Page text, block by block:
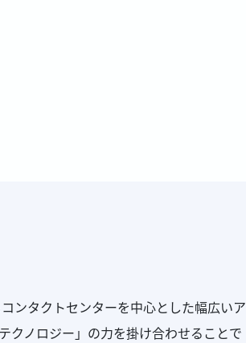
ンタクトセンターを中心とした幅広いア
クノロジー」の力を掛け合わせることで